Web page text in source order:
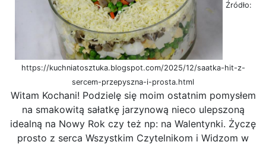
Źródło:
https://kuchniatosztuka.blogspot.com/2025/12/saatka-hit-z-
sercem-przepyszna-i-prosta.html
Witam Kochani! Podzielę się moim ostatnim pomysłem
na smakowitą sałatkę jarzynową nieco ulepszoną
idealną na Nowy Rok czy też np: na Walentynki. Życzę
prosto z serca Wszystkim Czytelnikom i Widzom w